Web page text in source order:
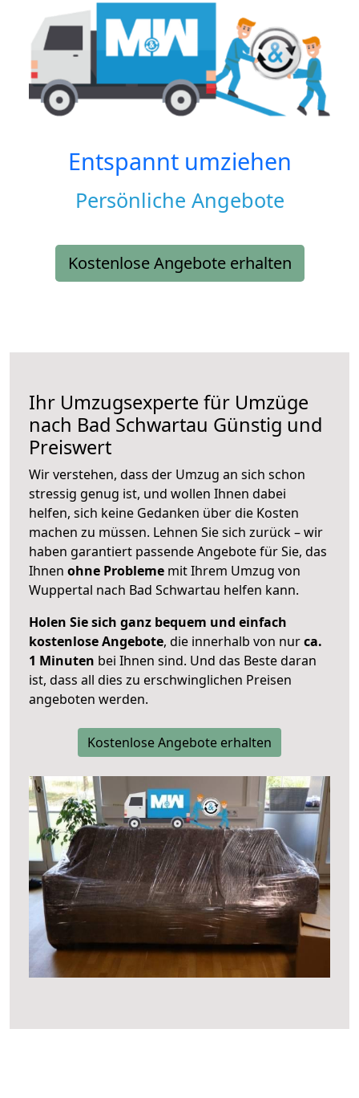
Entspannt umziehen
Persönliche Angebote
Kostenlose Angebote erhalten
Ihr Umzugsexperte für Umzüge
nach Bad Schwartau Günstig und
Preiswert
Wir verstehen, dass der Umzug an sich schon
stressig genug ist, und wollen Ihnen dabei
helfen, sich keine Gedanken über die Kosten
machen zu müssen. Lehnen Sie sich zurück – wir
haben garantiert passende Angebote für Sie, das
Ihnen ohne Probleme mit Ihrem Umzug von
Wuppertal nach Bad Schwartau helfen kann.
Holen Sie sich ganz bequem und einfach
kostenlose Angebote, die innerhalb von nurca.
1 Minuten bei Ihnen sind. Und das Beste daran
ist, dass all dies zu erschwinglichen Preisen
angeboten werden.
Kostenlose Angebote erhalten